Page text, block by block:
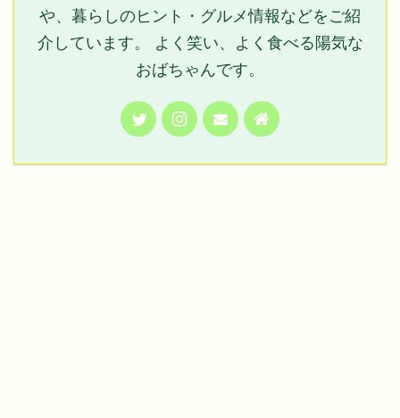
や、暮らしのヒント・グルメ情報などをご紹
介しています。 よく笑い、よく食べる陽気な
おばちゃんです。